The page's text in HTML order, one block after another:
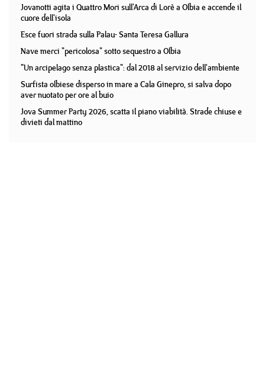
Jovanotti agita i Quattro Mori sull'Arca di Lorè a Olbia e accende il
cuore dell'isola
Esce fuori strada sulla Palau- Santa Teresa Gallura
Nave merci "pericolosa" sotto sequestro a Olbia
"Un arcipelago senza plastica": dal 2018 al servizio dell'ambiente
Surfista olbiese disperso in mare a Cala Ginepro, si salva dopo
aver nuotato per ore al buio
Jova Summer Party 2026, scatta il piano viabilità. Strade chiuse e
divieti dal mattino